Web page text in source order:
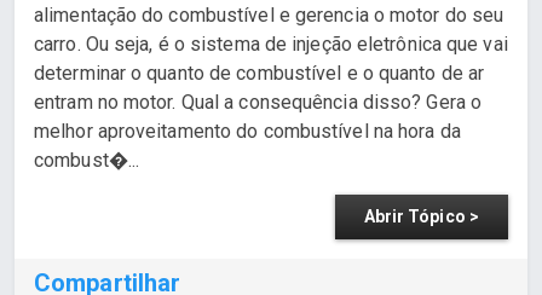
alimentação do combustível e gerencia o motor do seu
carro. Ou seja, é o sistema de injeção eletrônica que vai
determinar o quanto de combustível e o quanto de ar
entram no motor. Qual a consequência disso? Gera o
melhor aproveitamento do combustível na hora da
combust�...
Abrir Tópico >
Compartilhar